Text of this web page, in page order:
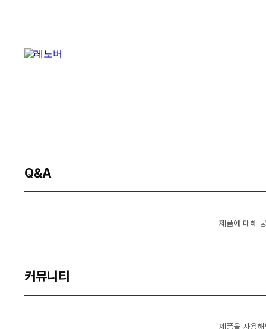
Q&A
제품에 대해
커뮤니티
제품을 사용